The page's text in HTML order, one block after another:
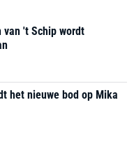
van 't Schip wordt
het nieuwe bod op Mika